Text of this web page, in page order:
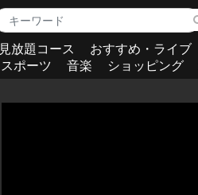
見放題コース おすすめ・ライブ
スポーツ
音楽 ショッピング